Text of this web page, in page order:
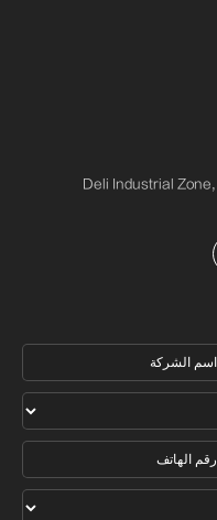
Deli Industrial